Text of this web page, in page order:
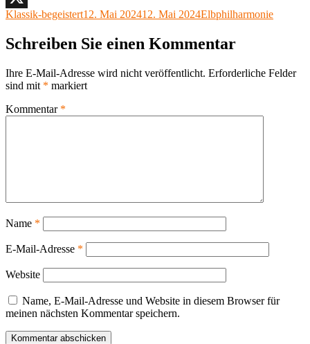
X
Autor
Klassik-begeistertVeröffentlicht
12. Mai 202412. Mai 2024Kategorien
Elbphilharmonie
Schreiben Sie einen Kommentar
Ihre E-Mail-Adresse wird nicht veröffentlicht. Erforderliche Felder
sind mit * markiert
Kommentar *
Name *
E-Mail-Adresse *
Website
Name, E-Mail-Adresse und Website in diesem Browser für
meinen nächsten Kommentar speichern.